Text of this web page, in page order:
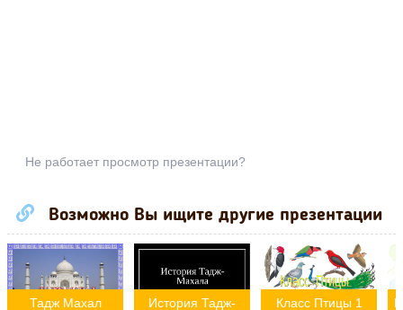
Не работает просмотр презентации?
Возможно Вы ищите другие презентации
Тадж Махал
История Тадж-
Класс Птицы 1